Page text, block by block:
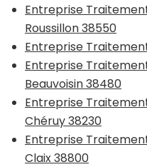
Entreprise
Roussillon 38550
Entreprise
Entreprise
Beauvoisin 38480
Entreprise
Chéruy 38230
Entreprise
Claix 38800